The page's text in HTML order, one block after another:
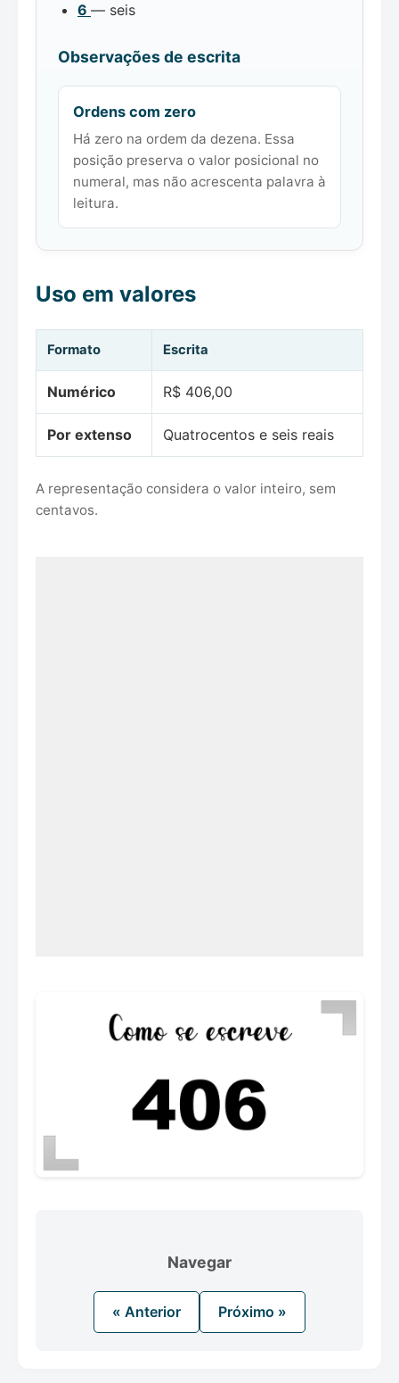
6 — seis
Observações de escrita
Ordens com zero
Há zero na ordem da dezena. Essa
posição preserva o valor posicional no
numeral, mas não acrescenta palavra à
leitura.
Uso em valores
Formato Escrita
Numérico R$ 406,00
Por extenso Quatrocentos e seis reais
A representação considera o valor inteiro, sem
centavos.
Navegar
« Anterior Próximo »